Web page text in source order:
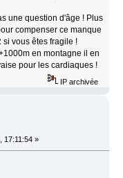
une question d'âge ! Plus
compenser ce manque
vous êtes fragile !
en montagne il en
pour les cardiaques !
IP archivée
17:11:54 »